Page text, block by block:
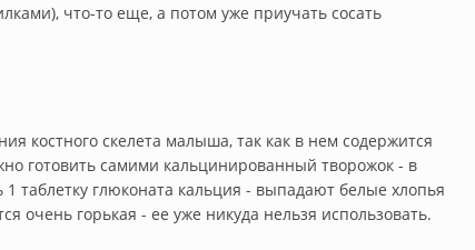
что-то еще, а потом уже приучать сосать
костного скелета малыша, так как в нем содержится
готовить самими кальцинированный творожок - в
таблетку глюконата кальция - выпадают белые хлопья
очень горькая - ее уже никуда нельзя использовать.